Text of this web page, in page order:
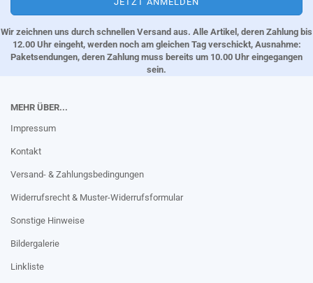
Wir zeichnen uns durch schnellen Versand aus. Alle Artikel, deren Zahlung bis
12.00 Uhr eingeht, werden noch am gleichen Tag verschickt, Ausnahme:
Paketsendungen, deren Zahlung muss bereits um 10.00 Uhr eingegangen
sein.
MEHR ÜBER...
Impressum
Kontakt
Versand- & Zahlungsbedingungen
Widerrufsrecht & Muster-Widerrufsformular
Sonstige Hinweise
Bildergalerie
Linkliste